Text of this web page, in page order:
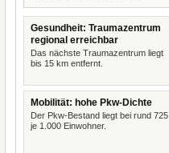
Gesundheit: Traumazentrum
regional erreichbar
Das nächste Traumazentrum liegt
bis 15 km entfernt.
Mobilität: hohe Pkw-Dichte
Der Pkw-Bestand liegt bei rund 725
je 1.000 Einwohner.